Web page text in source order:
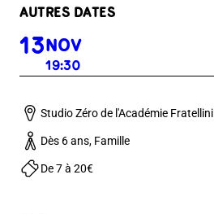
AUTRES DATES
13NOV
19:30
Studio Zéro de l'Académie Fratellini
Dès 6 ans, Famille
De 7 à 20€